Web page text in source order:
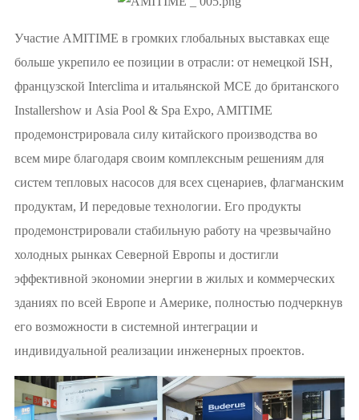
Участие AMITIME в громких глобальных выставках еще
больше укрепило ее позиции в отрасли: от немецкой ISH,
французской Interclima и итальянской MCE до британского
Installershow и Asia Pool & Spa Expo, AMITIME
продемонстрировала силу китайского производства во
всем мире благодаря своим комплексным решениям для
систем тепловых насосов для всех сценариев, флагманским
продуктам, И передовые технологии. Его продукты
продемонстрировали стабильную работу на чрезвычайно
холодных рынках Северной Европы и достигли
эффективной экономии энергии в жилых и коммерческих
зданиях по всей Европе и Америке, полностью подчеркнув
его возможности в системной интеграции и
индивидуальной реализации инженерных проектов.